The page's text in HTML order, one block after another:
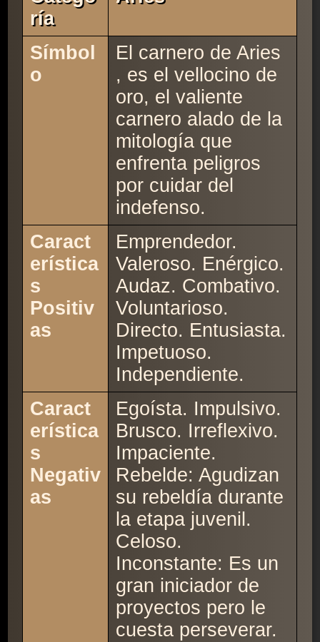
Ría
Símbol
o
El carnero de Aries
, es el vellocino de
oro, el valiente
carnero alado de la
mitología que
enfrenta peligros
por cuidar del
indefenso.
Caract
erística
s
Positiv
as
Emprendedor.
Valeroso. Enérgico.
Audaz. Combativo.
Voluntarioso.
Directo. Entusiasta.
Impetuoso.
Independiente.
Caract
erística
s
Negativ
as
Egoísta. Impulsivo.
Brusco. Irreflexivo.
Impaciente.
Rebelde: Agudizan
su rebeldía durante
la etapa juvenil.
Celoso.
Inconstante: Es un
gran iniciador de
proyectos pero le
cuesta perseverar.